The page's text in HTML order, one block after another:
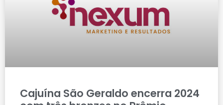
Cajuína São Geraldo encerra 2024